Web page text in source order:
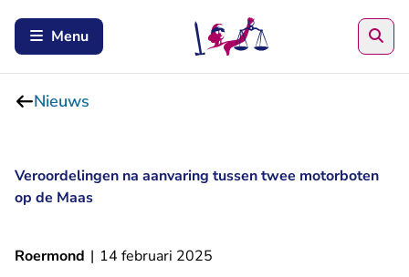
Menu
Nieuws
Veroordelingen na aanvaring tussen twee motorboten
op de Maas
Roermond | 14 februari 2025